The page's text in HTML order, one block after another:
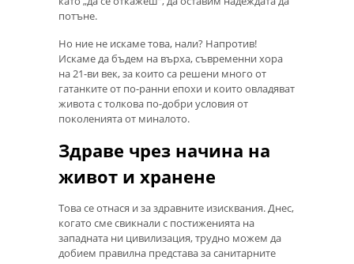
потъне.
Но ние не искаме това, нали? Напротив!
Искаме да бъдем на върха, съвременни хора
на 21-ви век, за които са решени много от
гатанките от по-ранни епохи и които овладяват
живота с толкова по-добри условия от
поколенията от миналото.
Здраве чрез начина на
живот и хранене
Това се отнася и за здравните изисквания. Днес,
когато сме свикнали с постиженията на
западната ни цивилизация, трудно можем да
добием правилна представа за санитарните